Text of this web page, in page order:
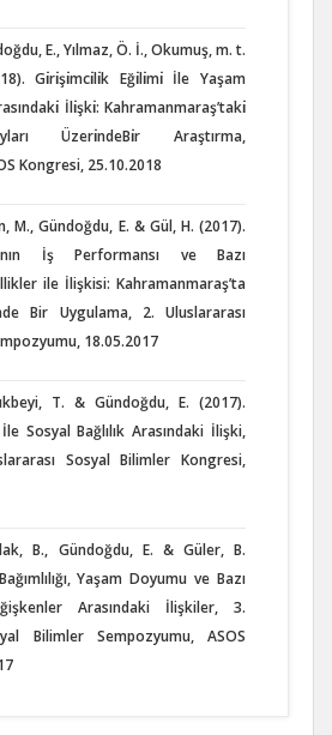
E., Yılmaz, Ö. İ., Okumuş, m. t.
Gı̇rı̇şı̇mcı̇lı̇k Eğı̇lı̇mı̇ İle Yaşam
İlı̇şkı̇: Kahramanmaraş’takı̇
Üzerı̇ndeBı̇r Araştırma,
Kongresi, 25.10.2018
M., Gündoğdu, E. & Gül, H. (2017).
İş Performansı ve Bazı
ile İlişkisi: Kahramanmaraş’ta
Bir Uygulama, 2. Uluslararası
18.05.2017
T. & Gündoğdu, E. (2017).
Sosyal Bağlılık Arasındaki İlişki,
Sosyal Bilimler Kongresi,
B., Gündoğdu, E. & Güler, B.
Yaşam Doyumu ve Bazı
Arasındaki İlişkiler, 3.
Bilimler Sempozyumu, ASOS